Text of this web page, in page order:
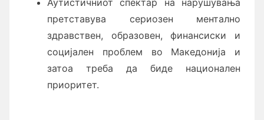
претставува сериозен ментално
здравствен, образовен, финансиски и
социјален проблем во Македонија и
затоа треба да биде национален
приоритет.